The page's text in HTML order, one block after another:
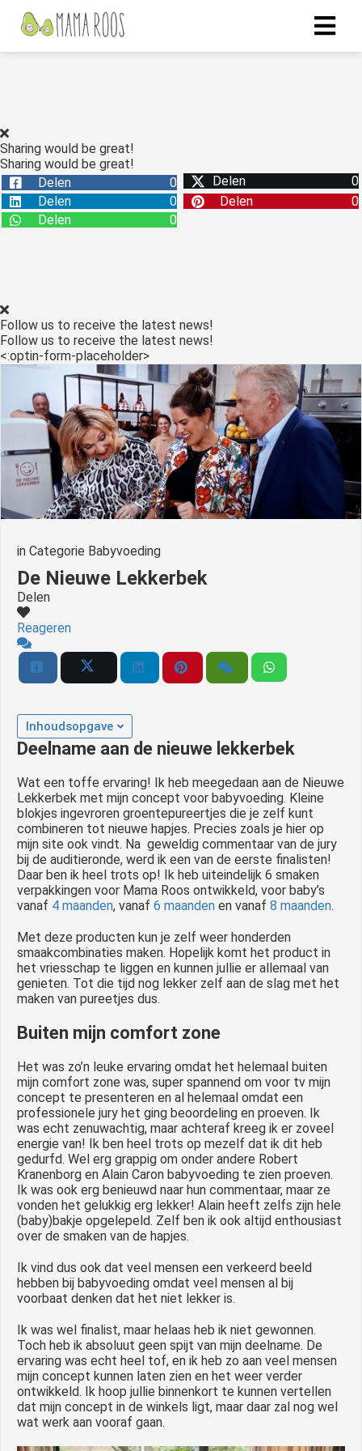
Sharing would be great!
Sharing would be great!
Delen
0 Delen
0
Delen
0 Delen
0
Delen
0
Follow us to receive the latest news!
Follow us to receive the latest news!
<:optin-form-placeholder>
in Categorie Babyvoeding
De Nieuwe Lekkerbek
Delen
Reageren
Inhoudsopgave
Deelname aan de nieuwe lekkerbek
Wat een toffe ervaring! Ik heb meegedaan aan de Nieuwe
Lekkerbek met mijn concept voor babyvoeding. Kleine
blokjes ingevroren groentepureertjes die je zelf kunt
combineren tot nieuwe hapjes. Precies zoals je hier op
mijn site ook vindt. Na geweldig commentaar van de jury
bij de auditieronde, werd ik een van de eerste finalisten!
Daar ben ik heel trots op! Ik heb uiteindelijk 6 smaken
verpakkingen voor Mama Roos ontwikkeld, voor baby’s
vanaf 4 maanden, vanaf 6 maanden en vanaf 8 maanden.
Met deze producten kun je zelf weer honderden
smaakcombinaties maken. Hopelijk komt het product in
het vriesschap te liggen en kunnen jullie er allemaal van
genieten. Tot die tijd nog lekker zelf aan de slag met het
maken van pureetjes dus.
Buiten mijn comfort zone
Het was zo’n leuke ervaring omdat het helemaal buiten
mijn comfort zone was, super spannend om voor tv mijn
concept te presenteren en al helemaal omdat een
professionele jury het ging beoordeling en proeven. Ik
was echt zenuwachtig, maar achteraf kreeg ik er zoveel
energie van! Ik ben heel trots op mezelf dat ik dit heb
gedurfd. Wel erg grappig om onder andere Robert
Kranenborg en Alain Caron babyvoeding te zien proeven.
Ik was ook erg benieuwd naar hun commentaar, maar ze
vonden het gelukkig erg lekker! Alain heeft zelfs zijn hele
(baby)bakje opgelepeld. Zelf ben ik ook altijd enthousiast
over de smaken van de hapjes.
Ik vind dus ook dat veel mensen een verkeerd beeld
hebben bij babyvoeding omdat veel mensen al bij
voorbaat denken dat het niet lekker is.
Ik was wel finalist, maar helaas heb ik niet gewonnen.
Toch heb ik absoluut geen spijt van mijn deelname. De
ervaring was echt heel tof, en ik heb zo aan veel mensen
mijn concept kunnen laten zien en het weer verder
ontwikkeld. Ik hoop jullie binnenkort te kunnen vertellen
dat mijn concept in de winkels ligt, maar daar zal nog wel
wat werk aan vooraf gaan.